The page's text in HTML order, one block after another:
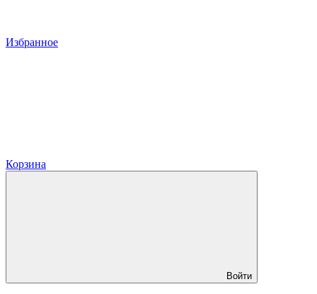
Избранное
Корзина
Войти